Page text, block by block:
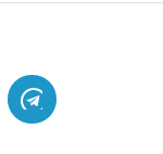
Telegram